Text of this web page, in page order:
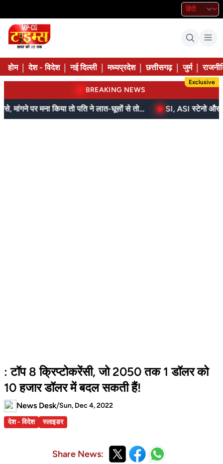
होम देश - विदेश नई दिल्ली मध्यप्रदेश छत्तीसगढ़ जुर्म
BREAKING NEWS
Exclusive
बेटे ने मां को दिए थे पैसे, मांगने पर मना किया तो पति ने लात-घूसों से तोड़ी तिल्ली; गिरफ्तार
: टॉप 8 क्रिप्टोकरेंसी, जो 2050 तक 1 डॉलर को
10 हजार डॉलर में बदल सकती हैं!
News Desk/Sun, Dec 4, 2022
देश - विदेश
स्लाइडर
Share News: